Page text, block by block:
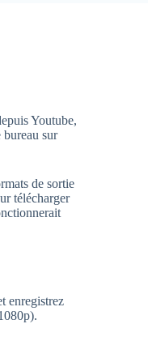
Youtube,
sur
de sortie
télécharger
enregistrez